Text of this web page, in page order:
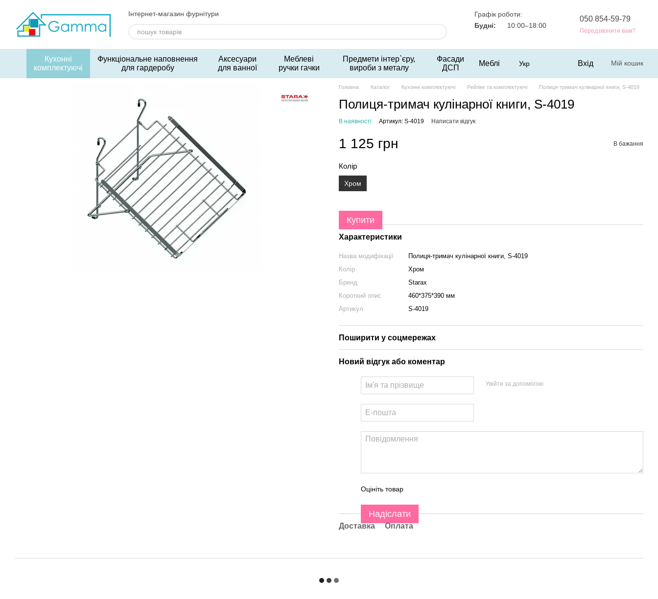
Інтернет-магазин фурнітури
Графік роботи:
Будні:
10:00–18:00
050 854-59-79
Передзвонити вам?
Кухонні
комплектуючі
Функціональне наповнення
для гардеробу
Аксесуари
для ванної
Меблеві
ручки гачки
Предмети інтер`єру,
вироби з металу
Фасади
ДСП
Меблі Укр Вхід Мій кошик
Головна Каталог Кухонні комплектуючі Рейлінг та комплектуючі Полиця-тримач кулінарної книги, S-4019
Полиця-тримач кулінарної книги, S-4019
В наявності Артикул: S-4019 Написати відгук
1 125 грн В бажання
Колір
Хром
Купити
Характеристики
Назва модифікації
Полиця-тримач кулінарної книги, S-4019
Колір
Хром
Бренд
Starax
Короткий опис
460*375*390 мм
Артикул
S-4019
Поширити у соцмережах
Новий відгук або коментар
Увійти за допомогою
Оцініть товар
Надіслати
Доставка Оплата